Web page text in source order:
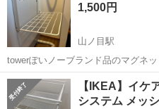
1,500円
山ノ目駅
towerぽいノーブランド品のマグネット折り
5kgくらいまで耐えられます。ドサ
ます。 浴室から手の届くところにマグネットがつくものが無いのにあ
ったら便利そうと買っ...
岩手 一関市 山ノ目駅
【IKEA】イケ
システム メッ